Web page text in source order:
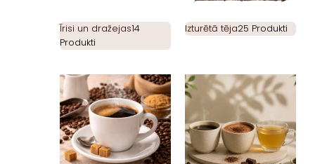
Īrisi un dražejas14
Produkti
Izturētā tēja25 Produkti